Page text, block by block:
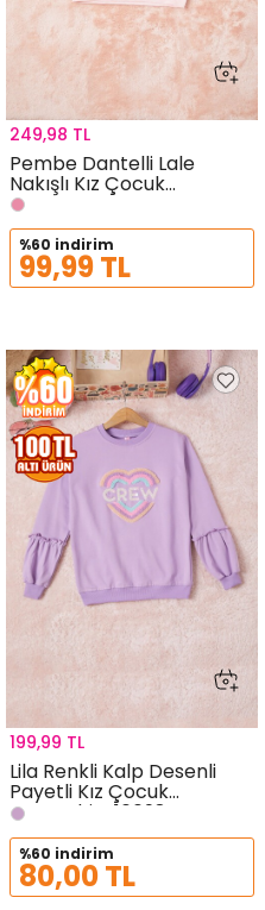
Pembe Dantelli Lale
Nakışlı Kız Çocuk
Sweatshirt 16769
249,98 TL
%60 indirim
99,99 TL
Lila Renkli Kalp Desenli
Payetli Kız Çocuk
Sweatshirt 16698
199,99 TL
%60 indirim
80,00 TL